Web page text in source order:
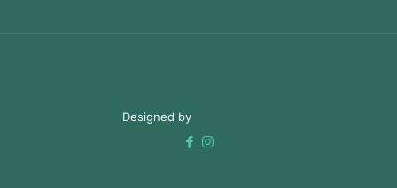
Designed by